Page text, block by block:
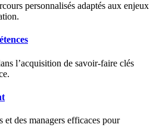
personnalisés adaptés aux enjeux
l’acquisition de savoir-faire clés
et des managers efficaces pour